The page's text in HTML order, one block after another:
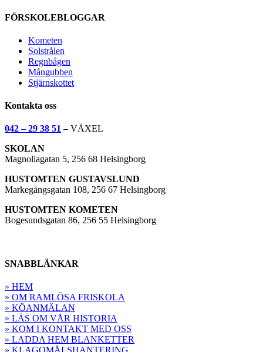
FÖRSKOLEBLOGGAR
Kometen
Solstrålen
Regnbågen
Mångubben
Stjärnskottet
Kontakta oss
042 – 29 38 51–VÄXEL
SKOLAN
Magnoliagatan 5, 256 68 Helsingborg
HUSTOMTEN GUSTAVSLUND
Markegångsgatan 108, 256 67 Helsingborg
HUSTOMTEN KOMETEN
Bogesundsgatan 86, 256 55 Helsingborg
SNABBLÄNKAR
» HEM
» OM RAMLÖSA FRISKOLA
» KÖANMÄLAN
» LÄS OM VÅR HISTORIA
» KOM I KONTAKT MED OSS
» LADDA HEM BLANKETTER
» KLAGOMÅLSHANTERING